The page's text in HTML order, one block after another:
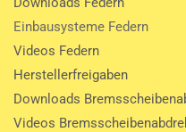
Einbausysteme Federn
Videos Federn
Herstellerfreigaben
Downloads
Videos